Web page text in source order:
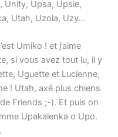
Unity, Upsa, Upsie,
Utah, Uzola, Uzy…
Umiko ! et j’aime
si vous avez tout lu, il y
Uguette et Lucienne,
! Utah, axé plus chiens
Friends ;-). Et puis on
Upakalenka o Upo.